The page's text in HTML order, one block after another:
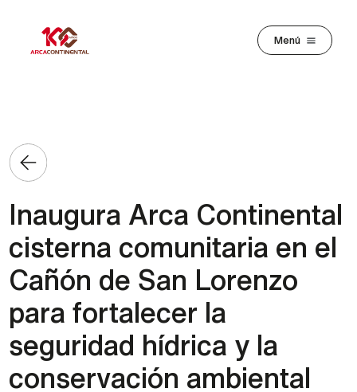
Menú
Inaugura Arca Continental
cisterna comunitaria en el
Cañón de San Lorenzo
para fortalecer la
seguridad hídrica y la
conservación ambiental